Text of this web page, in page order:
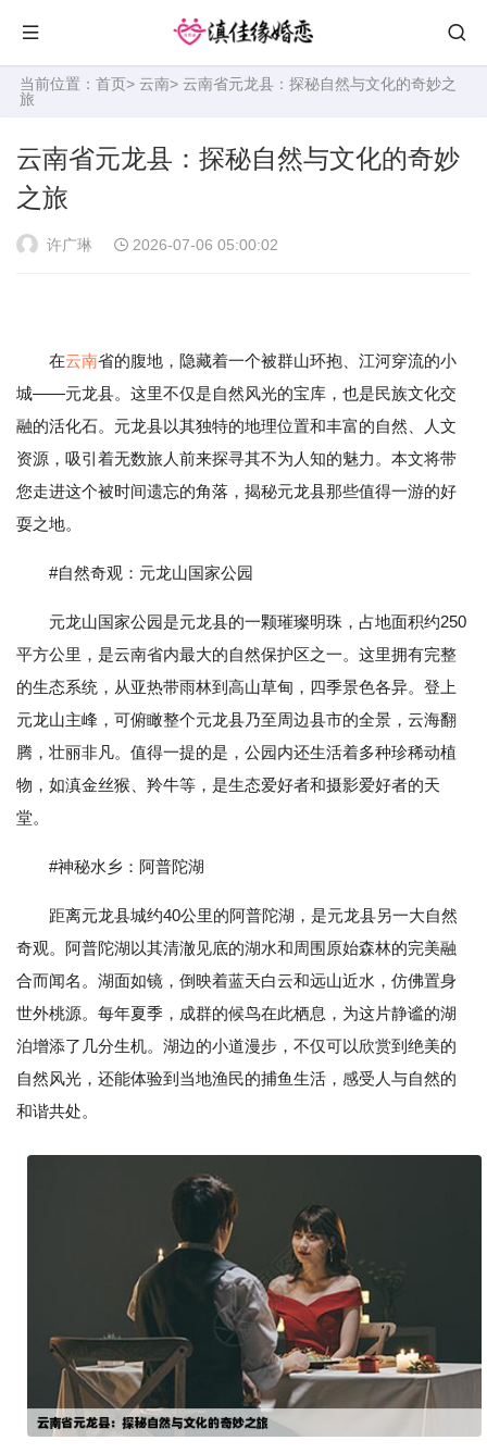
当前位置： 首页> 云南> 云南省元龙县：探秘自然与文化的奇妙之
旅
云南省元龙县：探秘自然与文化的奇妙
之旅
许广琳 2026-07-06 05:00:02
在云南省的腹地，隐藏着一个被群山环抱、江河穿流的小
城——元龙县。这里不仅是自然风光的宝库，也是民族文化交
融的活化石。元龙县以其独特的地理位置和丰富的自然、人文
资源，吸引着无数旅人前来探寻其不为人知的魅力。本文将带
您走进这个被时间遗忘的角落，揭秘元龙县那些值得一游的好
耍之地。
#自然奇观：元龙山国家公园
元龙山国家公园是元龙县的一颗璀璨明珠，占地面积约250
平方公里，是云南省内最大的自然保护区之一。这里拥有完整
的生态系统，从亚热带雨林到高山草甸，四季景色各异。登上
元龙山主峰，可俯瞰整个元龙县乃至周边县市的全景，云海翻
腾，壮丽非凡。值得一提的是，公园内还生活着多种珍稀动植
物，如滇金丝猴、羚牛等，是生态爱好者和摄影爱好者的天
堂。
#神秘水乡：阿普陀湖
距离元龙县城约40公里的阿普陀湖，是元龙县另一大自然
奇观。阿普陀湖以其清澈见底的湖水和周围原始森林的完美融
合而闻名。湖面如镜，倒映着蓝天白云和远山近水，仿佛置身
世外桃源。每年夏季，成群的候鸟在此栖息，为这片静谧的湖
泊增添了几分生机。湖边的小道漫步，不仅可以欣赏到绝美的
自然风光，还能体验到当地渔民的捕鱼生活，感受人与自然的
和谐共处。